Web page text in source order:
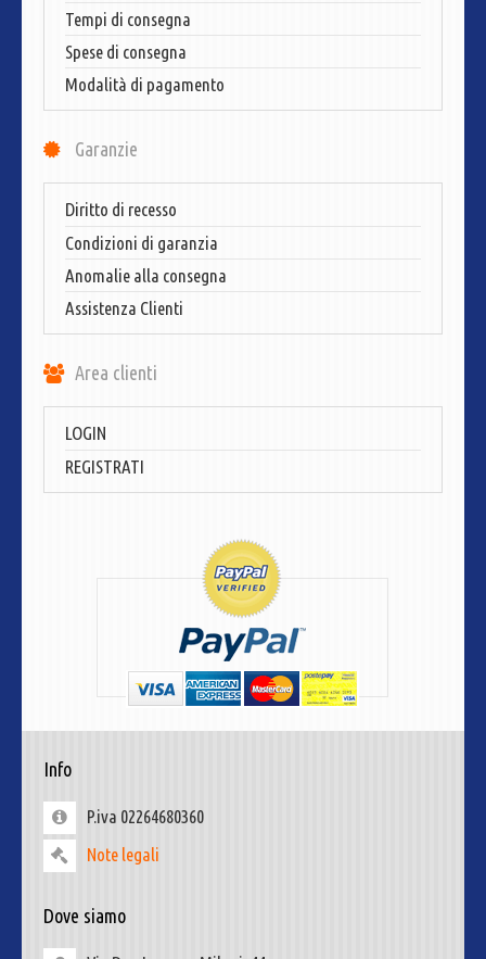
Tempi di consegna
Spese di consegna
Modalità di pagamento
Garanzie
Diritto di recesso
Condizioni di garanzia
Anomalie alla consegna
Assistenza Clienti
Area clienti
LOGIN
REGISTRATI
Info
P.iva 02264680360
Note legali
Dove siamo